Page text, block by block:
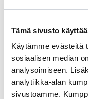
Tämä sivusto
Käytämme evästeitä
sosiaalisen median
analysoimiseen.
analytiikka-alan
sivustoamme.
Korvatulehdukset
Lonkkadysplasia
(HD)
Silmäsairaudet
Ylipaino